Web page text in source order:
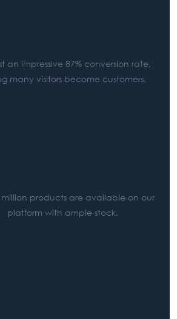
an impressive 87% conversion rate,
many visitors become customers.
million products are available on our
platform with ample stock.